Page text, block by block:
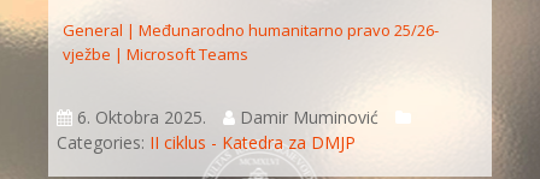
General | Međunarodno humanitarno pravo 25/26-
vježbe | Microsoft Teams
6. Oktobra 2025.
Damir Muminović
Categories: II ciklus - Katedra za DMJP